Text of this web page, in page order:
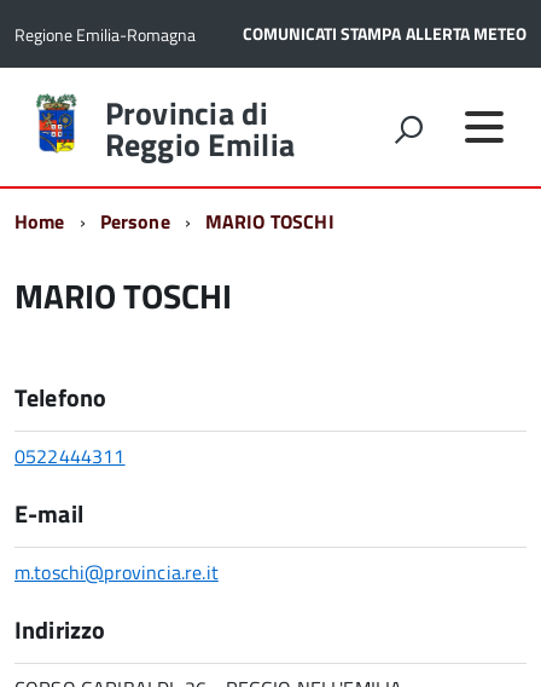
Regione Emilia-Romagna COMUNICATI STAMPAALLERTA METEO
Torna
alla
home
Provincia di
Reggio Emilia
Home Persone MARIO TOSCHI
MARIO TOSCHI
Telefono
0522444311
E-mail
m.toschi@provincia.re.it
Indirizzo